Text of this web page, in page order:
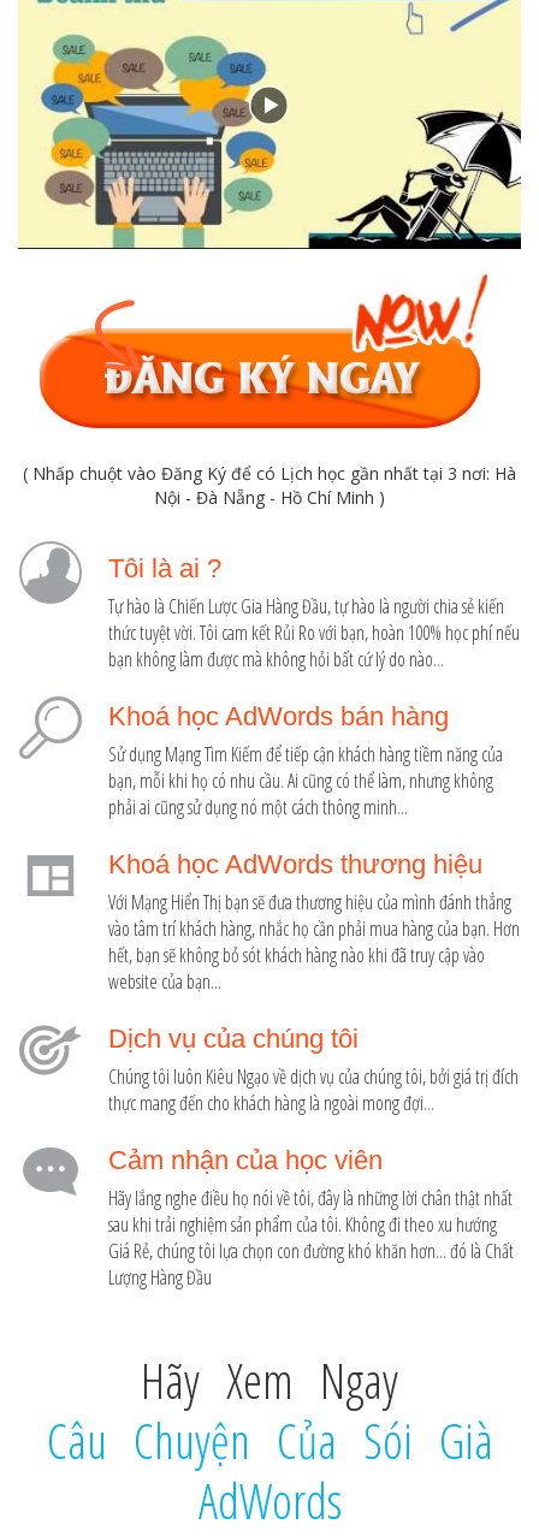
( Nhấp chuột vào Đăng Ký để có Lịch học gần nhất tại 3 nơi: Hà
Nội - Đà Nẵng - Hồ Chí Minh )
Tôi là ai ?
Tự hào là Chiến Lược Gia Hàng Đầu, tự hào là người chia sẻ kiến
thức tuyệt vời. Tôi cam kết Rủi Ro với bạn, hoàn 100% học phí nếu
bạn không làm được mà không hỏi bất cứ lý do nào...
Khoá học AdWords bán hàng
Sử dụng Mạng Tìm Kiếm để tiếp cận khách hàng tiềm năng của
bạn, mỗi khi họ có nhu cầu. Ai cũng có thể làm, nhưng không
phải ai cũng sử dụng nó một cách thông minh...
Khoá học AdWords thương hiệu
Với Mạng Hiển Thị bạn sẽ đưa thương hiệu của mình đánh thẳng
vào tâm trí khách hàng, nhắc họ cần phải mua hàng của bạn. Hơn
hết, bạn sẽ không bỏ sót khách hàng nào khi đã truy cập vào
website của bạn...
Dịch vụ của chúng tôi
Chúng tôi luôn Kiêu Ngạo về dịch vụ của chúng tôi, bởi giá trị đích
thực mang đến cho khách hàng là ngoài mong đợi...
Cảm nhận của học viên
Hãy lắng nghe điều họ nói về tôi, đây là những lời chân thật nhất
sau khi trải nghiệm sản phẩm của tôi. Không đi theo xu hướng
Giá Rẻ, chúng tôi lựa chọn con đường khó khăn hơn... đó là Chất
Lượng Hàng Đầu
Hãy Xem Ngay
Câu Chuyện Của Sói Già
AdWords